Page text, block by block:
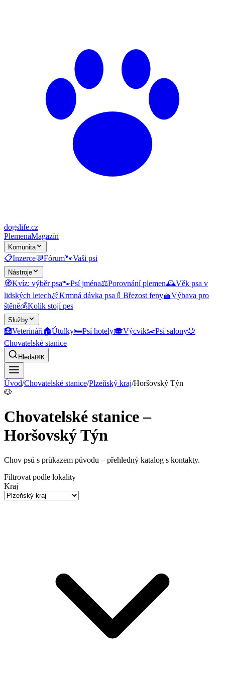
dogslife.cz
PlemenaMagazín
Komunita
📋Inzerce💬Fórum🐾Vaši psi
Nástroje
🧭Kvíz: výběr psa🐾Psí jména⚖️Porovnání plemen🕰️Věk psa v
lidských letech🍖Krmná dávka psa 🍼 Březost feny🧺Výbava pro
štěně💰Kolik stojí pes
Služby
🏥Veterináři🏠Útulky🛏️Psí hotely🎓Výcvik✂️Psí salony🐶
Chovatelské stanice
Hledat⌘K
Úvod/Chovatelské stanice/Plzeňský kraj/Horšovský Týn
🐶
Chovatelské stanice –
Horšovský Týn
Chov psů s průkazem původu – přehledný katalog s kontakty.
Filtrovat podle lokality
Kraj